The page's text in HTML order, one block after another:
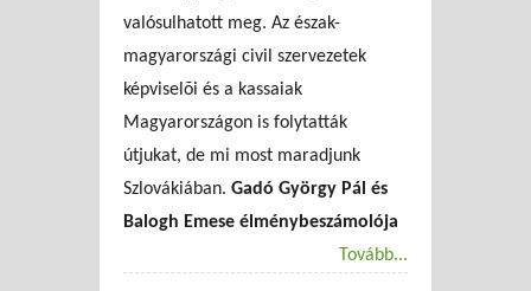
valósulhatott meg. Az észak-
magyarországi civil szervezetek
képviselõi és a kassaiak
Magyarországon is folytatták
útjukat, de mi most maradjunk
Szlovákiában. Gadó György Pál és
Balogh Emese élménybeszámolója
Tovább...